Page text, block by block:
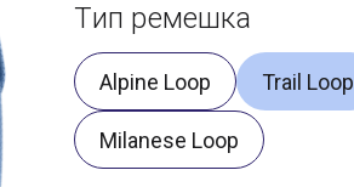
Тип ремешка
Alpine Loop Trail Loop
Milanese Loop